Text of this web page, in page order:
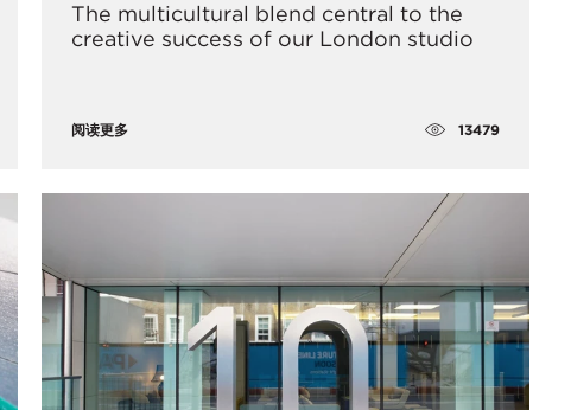
The multicultural blend central to the
creative success of our London studio
阅读更多 13479